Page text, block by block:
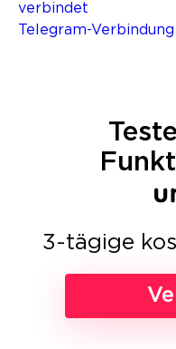
verbindet
Telegram-
3-tägige